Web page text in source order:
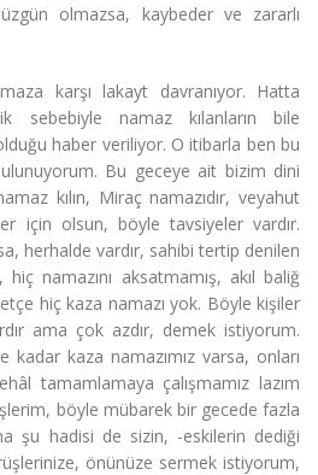
olmazsa, kaybeder ve zararlı
karşı lakayt davranıyor. Hatta
sebebiyle namaz kılanların bile
haber veriliyor. O itibarla ben bu
Bu geceye ait bizim dini
kılın, Miraç namazıdır, veyahut
için olsun, böyle tavsiyeler vardır.
herhalde vardır, sahibi tertip denilen
namazını aksatmamış, akıl baliğ
hiç kaza namazı yok. Böyle kişiler
ama çok azdır, demek istiyorum.
kadar kaza namazımız varsa, onları
tamamlamaya çalışmamız lazım
böyle mübarek bir gecede fazla
şu hadisi de sizin, -eskilerin dediği
önünüze sermek istiyorum,